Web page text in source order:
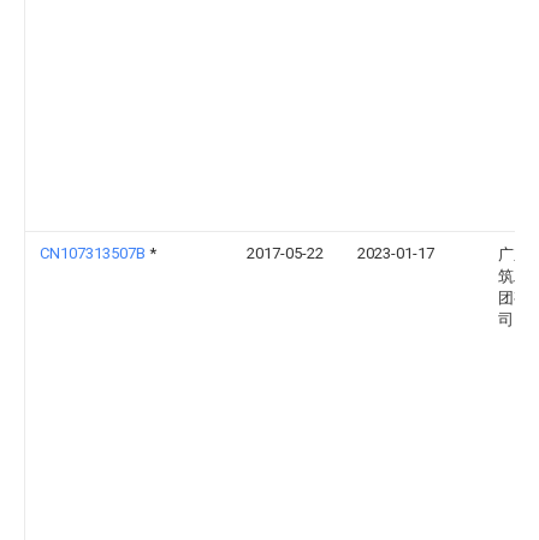
CN107313507B * 2017-05-22 2023-01-17
广东
筑工
团有
司